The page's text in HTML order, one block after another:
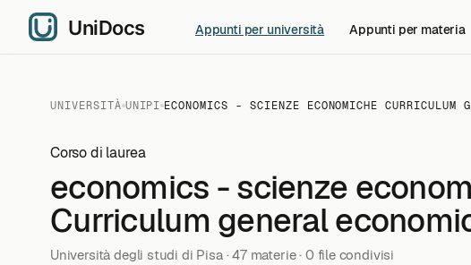
Appunti per università Appunti per materia
UNIVERSITÀ UNIPI ECONOMICS - SCIENZE ECONOMICHE CURRICULUM
Corso di laurea
economics - scienze
Curriculum general
Università degli studi di Pisa · 47 materie · 0 file condivisi